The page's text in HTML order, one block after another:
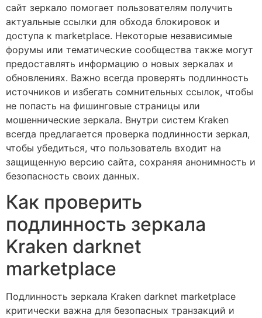
сайт зеркало помогает пользователям получить
актуальные ссылки для обхода блокировок и
доступа к marketplace. Некоторые независимые
форумы или тематические сообщества также могут
предоставлять информацию о новых зеркалах и
обновлениях. Важно всегда проверять подлинность
источников и избегать сомнительных ссылок, чтобы
не попасть на фишинговые страницы или
мошеннические зеркала. Внутри систем Kraken
всегда предлагается проверка подлинности зеркал,
чтобы убедиться, что пользователь входит на
защищенную версию сайта, сохраняя анонимность и
безопасность своих данных.
Как проверить
подлинность зеркала
Kraken darknet
marketplace
Подлинность зеркала Kraken darknet marketplace
критически важна для безопасных транзакций и